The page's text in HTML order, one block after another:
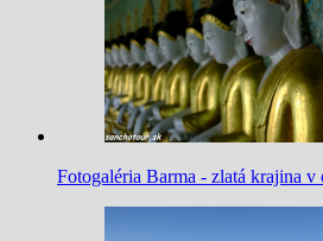
Fotogaléria Barma - zlatá krajina v